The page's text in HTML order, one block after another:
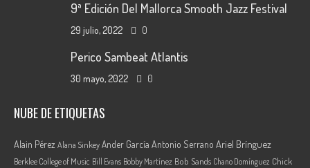
9ª Edición Del Mallorca Smooth Jazz Festival
29 julio, 2022 0
Perico Sambeat Atlantis
30 mayo, 2022 0
NUBE DE ETIQUETAS
Alain Pérez Alana SinkeyAnder García Antonio Serrano Ariel Brínguez
Berklee College of Music Bill Evans Bobby Martínez Bob Sands Chano Domínguez Chick